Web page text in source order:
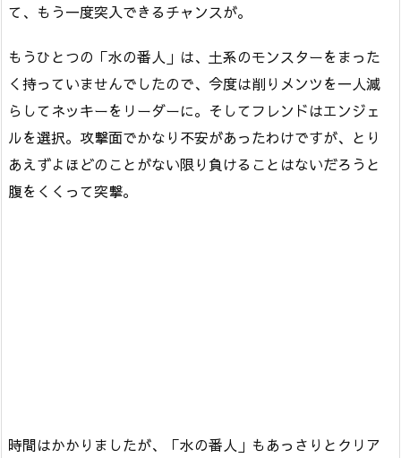
て、もう一度突入できるチャンスが。
もうひとつの「水の番人」は、土系のモンスターをまった
く持っていませんでしたので、今度は削りメンツを一人減
らしてネッキーをリーダーに。そしてフレンドはエンジェ
ルを選択。攻撃面でかなり不安があったわけですが、とり
あえずよほどのことがない限り負けることはないだろうと
腹をくくって突撃。
時間はかかりましたが、「水の番人」もあっさりとクリア